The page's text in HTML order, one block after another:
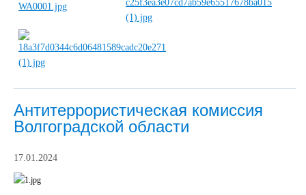
Антитеррористическая комиссия
Волгоградской области
17.01.2024